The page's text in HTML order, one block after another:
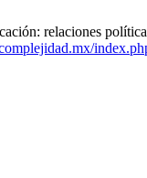
relaciones